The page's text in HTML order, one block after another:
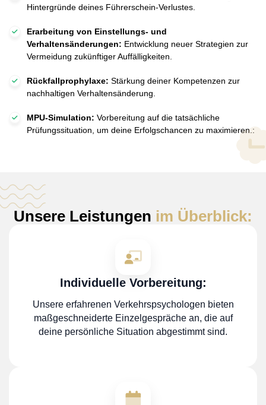
Hintergründe deines Führerschein-Verlustes.
Erarbeitung von Einstellungs- und
Verhaltensänderungen: Entwicklung neuer Strategien zur
Vermeidung zukünftiger Auffälligkeiten.
Rückfallprophylaxe: Stärkung deiner Kompetenzen zur
nachhaltigen Verhaltensänderung.
MPU-Simulation: Vorbereitung auf die tatsächliche
Prüfungssituation, um deine Erfolgschancen zu maximieren.:
Unsere Leistungen im Überblick:
Individuelle Vorbereitung:
Unsere erfahrenen Verkehrspsychologen bieten
maßgeschneiderte Einzelgespräche an, die auf
deine persönliche Situation abgestimmt sind.